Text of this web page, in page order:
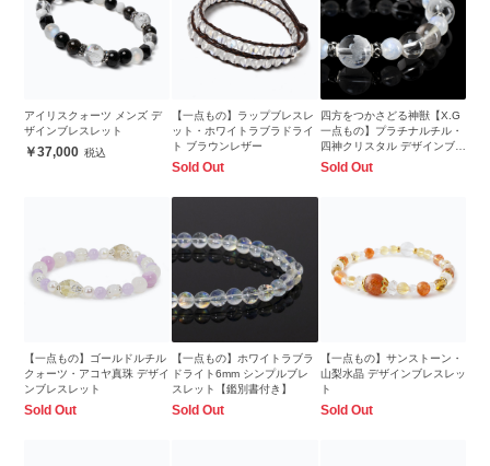
アイリスクォーツ メンズ デ
ザインブレスレット
37,000
【一点もの】ラップブレスレ
ット・ホワイトラブラドライ
ト ブラウンレザー
Sold Out
四方をつかさどる神獣【X.G
一点もの】プラチナルチル・
四神クリスタル デザインブレ
スレット
Sold Out
【一点もの】ゴールドルチル
クォーツ・アコヤ真珠 デザイ
ンブレスレット
Sold Out
【一点もの】ホワイトラブラ
ドライト6mm シンプルブレ
スレット【鑑別書付き】
Sold Out
【一点もの】サンストーン・
山梨水晶 デザインブレスレッ
ト
Sold Out